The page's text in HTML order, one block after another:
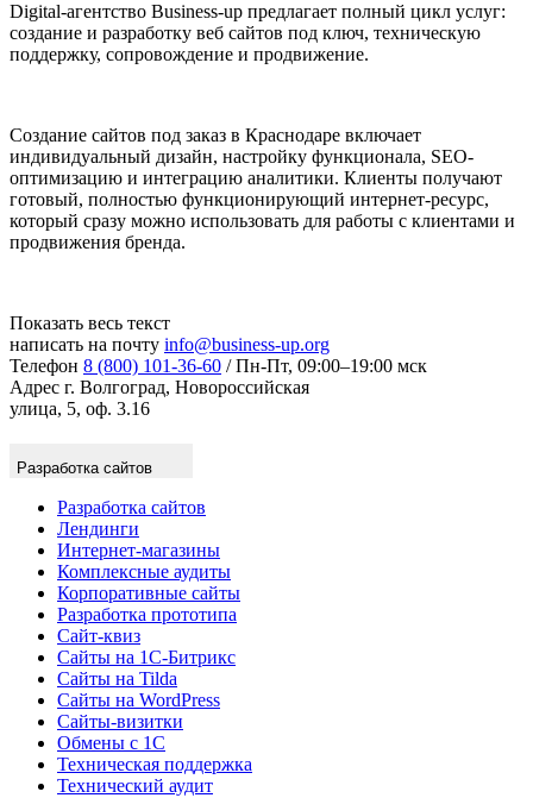
Digital-агентство Business-up предлагает полный цикл услуг:
создание и разработку веб сайтов под ключ, техническую
поддержку, сопровождение и продвижение.
Создание сайтов под заказ в Краснодаре включает
индивидуальный дизайн, настройку функционала, SEO-
оптимизацию и интеграцию аналитики. Клиенты получают
готовый, полностью функционирующий интернет-ресурс,
который сразу можно использовать для работы с клиентами и
продвижения бренда.
Показать весь текст
написать на почту info@business-up.org
Телефон 8 (800) 101-36-60 / Пн-Пт, 09:00–19:00 мск
Адрес г. Волгоград, Новороссийская
улица, 5, оф. 3.16
Разработка сайтов
Разработка сайтов
Лендинги
Интернет-магазины
Комплексные аудиты
Корпоративные сайты
Разработка прототипа
Сайт-квиз
Сайты на 1С-Битрикс
Сайты на Tilda
Сайты на WordPress
Сайты-визитки
Обмены с 1С
Техническая поддержка
Технический аудит